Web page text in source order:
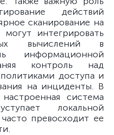
действий
сканирование на
интегрировать
вычислений в
информационной
контроль над
доступа и
на инциденты. В
система
локальной
превосходит ее